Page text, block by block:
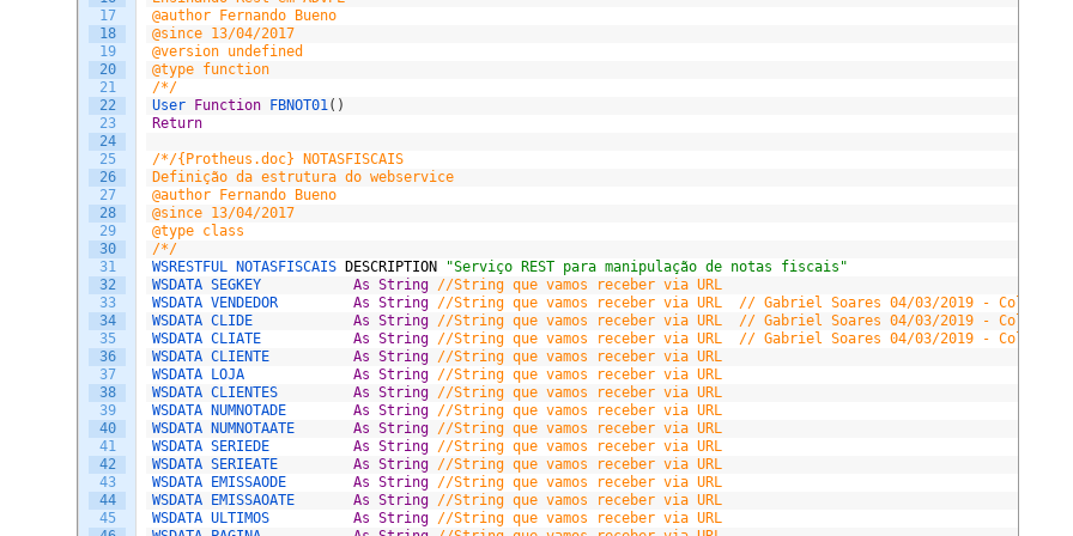
17
18
19
20
21
22
23
24
25
26
27
28
29
30
31
32
33
34
35
36
37
38
39
40
41
42
43
44
45
@author Fernando Bueno
@since 13/04/2017
@version undefined
@type function
/*/
User Function FBNOT01 ( )
Return
/*/{Protheus.doc} NOTASFISCAIS
Definição da estrutura do webservice
@author Fernando Bueno
@since 13/04/2017
@type class
/*/
WSRESTFUL NOTASFISCAIS DESCRIPTION
"Serviço REST para manipulação de notas fiscais"
WSDATA
As String //String que vamos receber via URL
WSDATA
As String //String que vamos receber via URL  // Gabriel Soares 04/03/2019 - Colocado
WSDATA
As String //String que vamos receber via URL  // Gabriel Soares 04/03/2019 - Colocado
WSDATA
As String //String que vamos receber via URL  // Gabriel Soares 04/03/2019 - Colocado
WSDATA
As String //String que vamos receber via URL
WSDATA
As String //String que vamos receber via URL
WSDATA
As String //String que vamos receber via URL
WSDATA
As String //String que vamos receber via URL
WSDATA
As String //String que vamos receber via URL
WSDATA
As String //String que vamos receber via URL
WSDATA
As String //String que vamos receber via URL
WSDATA
As String //String que vamos receber via URL
WSDATA
As String //String que vamos receber via URL
WSDATA
As String //String que vamos receber via URL